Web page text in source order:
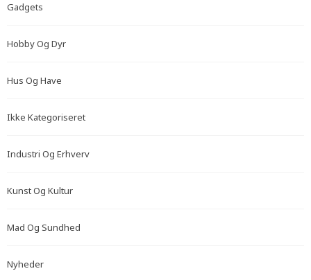
Gadgets
Hobby Og Dyr
Hus Og Have
Ikke Kategoriseret
Industri Og Erhverv
Kunst Og Kultur
Mad Og Sundhed
Nyheder